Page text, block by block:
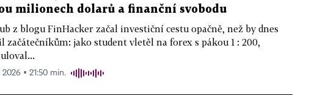
milionech dolarů a finanční svobodu
z blogu FinHacker začal investiční cestu opačně, než by dnes
začátečníkům: jako student vletěl na forex s pákou 1 : 200,
2026 ▪ 21:50 min.